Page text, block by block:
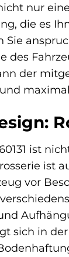
nur
die es
Sie
des
der
ist
ist
vor
sich in